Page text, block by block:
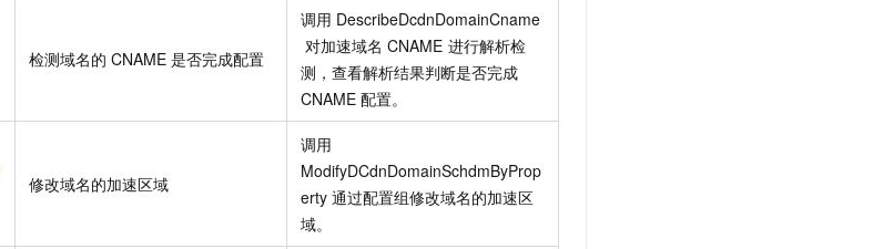
检测域名的 CNAME 是否完成配置
调用 DescribeDcdnDomainCname
对加速域名 CNAME 进行解析检
测，查看解析结果判断是否完成
CNAME 配置。
修改域名的加速区域
调用
ModifyDCdnDomainSchdmByProp
erty 通过配置组修改域名的加速区
域。